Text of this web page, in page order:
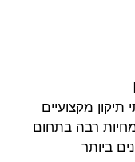
מקצועיים
רבה בתחום
ביותר